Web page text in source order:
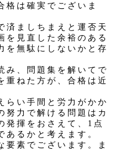
格は確実でございま
済ましちまえと運否天
を見直した余裕のある
を無駄にしないかと存
み、問題集を解いてで
重ねた方が、合格は近
らい手間と労力がかか
努力で解ける問題はカ
発揮をおさえて、1点
あるかと考えます。
要素でございます。ま